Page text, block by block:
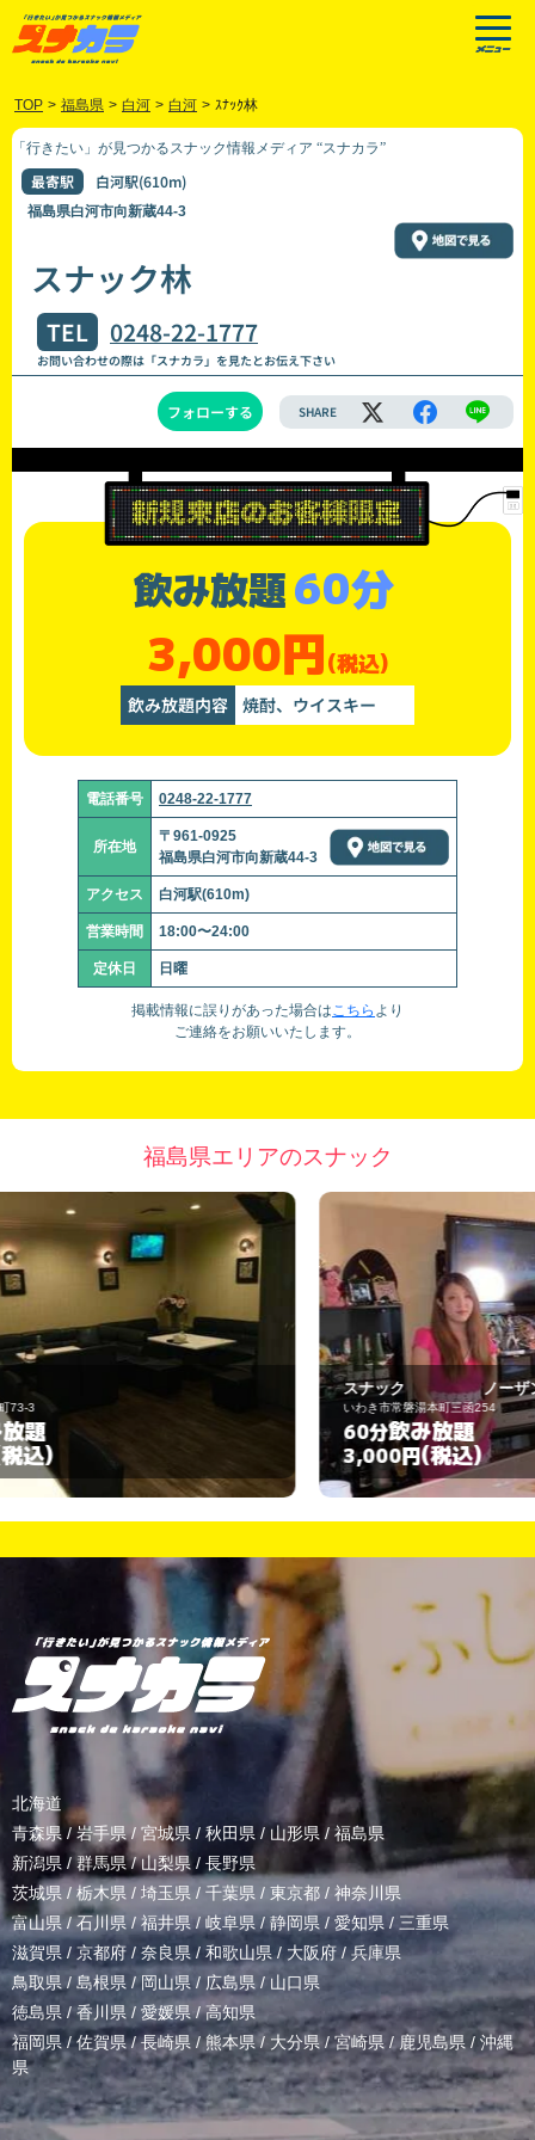
TOP > 福島県 > 白河 > 白河 > ｽﾅｯｸ林
「行きたい」が見つかるスナック情報メディア “スナカラ”
最寄駅 白河駅(610m)
福島県白河市向新蔵44-3
スナック林
TEL 0248-22-1777
お問い合わせの際は「スナカラ」を見たとお伝え下さい
フォローする SHARE
飲み放題60分
3,000円(税込)
飲み放題内容 焼酎、ウイスキー
電話番号 0248-22-1777
所在地
〒961-0925
福島県白河市向新蔵44-3
アクセス 白河駅(610m)
営業時間 18:00〜24:00
定休日 日曜
掲載情報に誤りがあった場合はこちら より
ご連絡をお願いいたします。
福島県エリアのスナック
スナック ノーザンクロス
いわき市常磐湯本町三函254
3,000円 (税込)
北海道
青森県 / 岩手県/ 宮城県 / 秋田県 / 山形県/ 福島県
新潟県 /群馬県/山梨県 / 長野県
茨城県 / 栃木県 / 埼玉県 / 千葉県 / 東京都 / 神奈川県
富山県 /石川県/福井県/岐阜県 / 静岡県 / 愛知県 / 三重県
滋賀県 / 京都府 / 奈良県 / 和歌山県/ 大阪府 /兵庫県
鳥取県/ 島根県 /岡山県/ 広島県 / 山口県
徳島県 /香川県 / 愛媛県/高知県
福岡県/佐賀県/長崎県 /熊本県/ 大分県/宮崎県 /鹿児島県 / 沖縄
県